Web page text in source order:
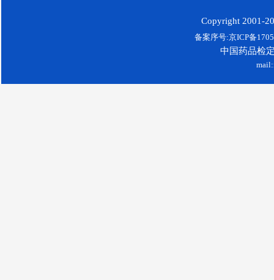
Copyright 2001-
备案序号:京ICP备
中国药品检